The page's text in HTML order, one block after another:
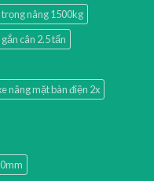
nâng 1500kg
cân 2.5 tấn
nâng mặt bàn điện 2x